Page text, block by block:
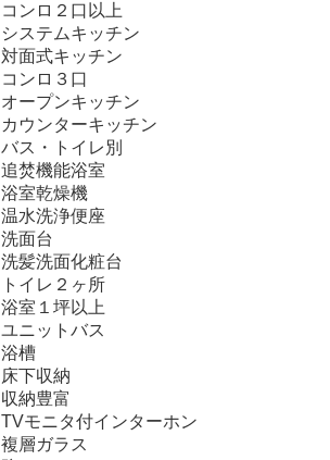
コンロ２口以上
システムキッチン
対面式キッチン
コンロ３口
オープンキッチン
カウンターキッチン
バス・トイレ別
追焚機能浴室
浴室乾燥機
温水洗浄便座
洗面台
洗髪洗面化粧台
トイレ２ヶ所
浴室１坪以上
ユニットバス
浴槽
床下収納
収納豊富
TVモニタ付インターホン
複層ガラス